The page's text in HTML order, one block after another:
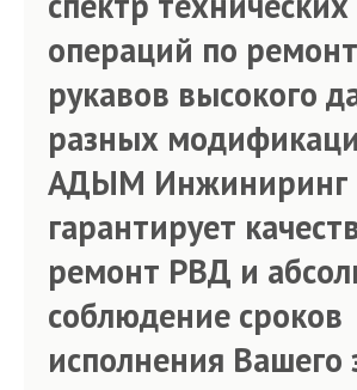
операций по
рукавов высокого
разных
АДЫМ Инжиниринг
гарантирует
ремонт РВД и
соблюдение сроков
исполнения Вашего